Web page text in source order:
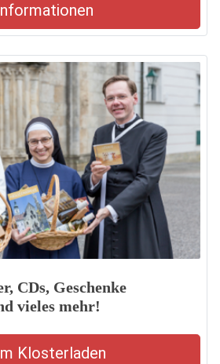
Informationen
CDs, Geschenke
vieles mehr!
Klosterladen